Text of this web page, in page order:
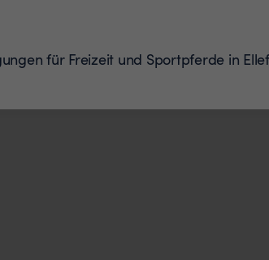
für Freizeit und Sportpferde in